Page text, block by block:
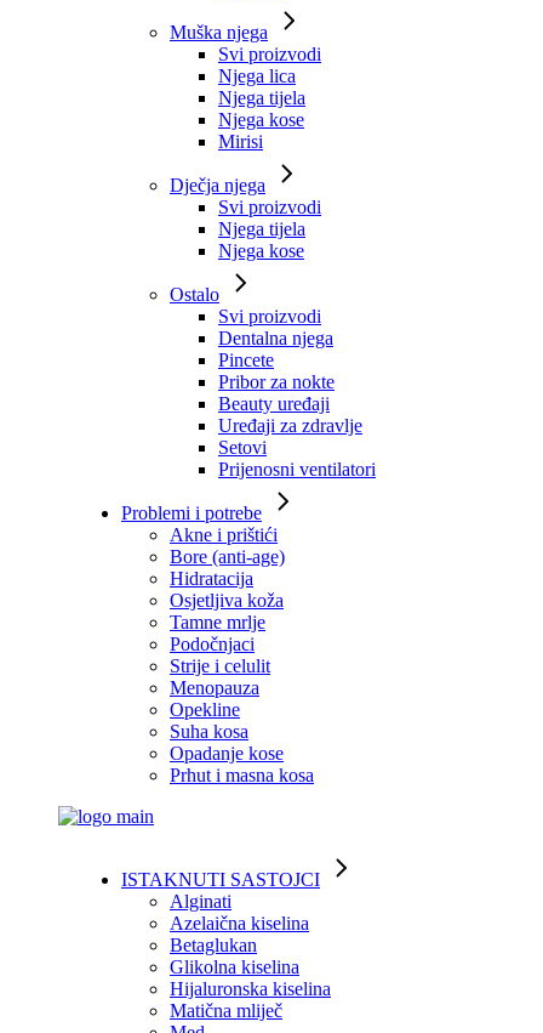
Muška njega
Svi proizvodi
Njega lica
Njega tijela
Njega kose
Mirisi
Dječja njega
Svi proizvodi
Njega tijela
Njega kose
Ostalo
Svi proizvodi
Dentalna njega
Pincete
Pribor za nokte
Beauty uređaji
Uređaji za zdravlje
Setovi
Prijenosni ventilatori
Problemi i potrebe
Akne i prištići
Bore (anti-age)
Hidratacija
Osjetljiva koža
Tamne mrlje
Podočnjaci
Strije i celulit
Menopauza
Opekline
Suha kosa
Opadanje kose
Prhut i masna kosa
ISTAKNUTI SASTOJCI
Alginati
Azelaična kiselina
Betaglukan
Glikolna kiselina
Hijaluronska kiselina
Matična mliječ